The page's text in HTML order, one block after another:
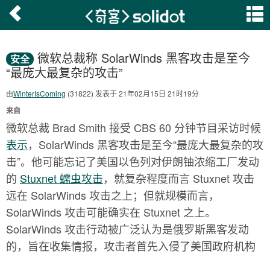
安全 微软总裁称 SolarWinds 黑客攻击是至今
“最庞大最复杂的攻击”
由WinterIsComing (31822) 发表于 21年02月15日 21时19分
来自
微软总裁 Brad Smith 接受 CBS 60 分钟节目采访时候
表示，SolarWinds 黑客攻击是至今“最庞大最复杂的攻
击”。他可能忘记了美国以色列对伊朗铀浓缩工厂发动
的 Stuxnet 蠕虫攻击，就复杂程度而言 Stuxnet 攻击
远在 SolarWinds 攻击之上；但就规模而言，
SolarWinds 攻击可能确实在 Stuxnet 之上。
SolarWinds 攻击行动被广泛认为是俄罗斯黑客发动
的，旨在收集情报，攻击者首先入侵了美国政府机构